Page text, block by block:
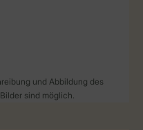
und Abbildung des
sind möglich.